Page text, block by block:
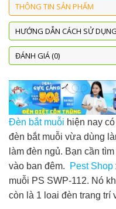
THÔNG TIN SẢN PHẨM
HƯỚNG DẪN CÁCH SỬ DỤNG
ĐÁNH GIÁ (0)
Đèn bắt muỗi hiện nay
đèn bắt muỗi vừa dùng
làm đèn ngủ. Bạn cần
vào ban đêm.
Pest Shop
muỗi PS SWP-112. Nó
còn là 1 loai đèn trang trí